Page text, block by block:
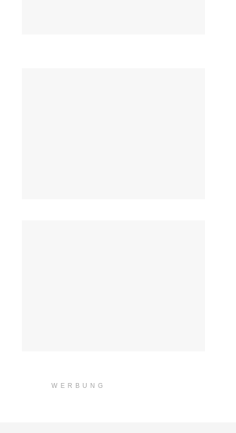
WERBUNG